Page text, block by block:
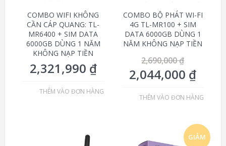
COMBO WIFI KHÔNG
CẦN CÁP QUANG: TL-
MR6400 + SIM DATA
6000GB DÙNG 1 NĂM
KHÔNG NẠP TIỀN
2,321,990 ₫
THÊM VÀO ĐƠN HÀNG
COMBO BỘ PHÁT WI-FI
4G TL-MR100 + SIM
DATA 6000GB DÙNG 1
NĂM KHÔNG NẠP TIỀN
2,690,000₫
2,044,000 ₫
THÊM VÀO ĐƠN HÀNG
GIẢM